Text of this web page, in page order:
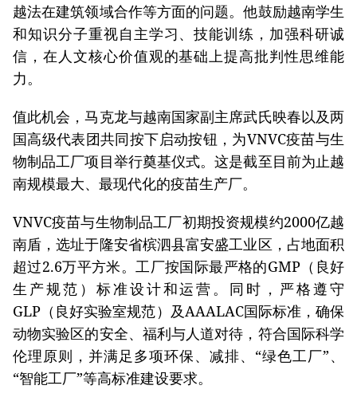
越法在建筑领域合作等方面的问题。他鼓励越南学生
和知识分子重视自主学习、技能训练，加强科研诚
信，在人文核心价值观的基础上提高批判性思维能
力。
值此机会，马克龙与越南国家副主席武氏映春以及两
国高级代表团共同按下启动按钮，为VNVC疫苗与生
物制品工厂项目举行奠基仪式。这是截至目前为止越
南规模最大、最现代化的疫苗生产厂。
VNVC疫苗与生物制品工厂初期投资规模约2000亿越
南盾，选址于隆安省槟泗县富安盛工业区，占地面积
超过2.6万平方米。工厂按国际最严格的GMP（良好
生产规范）标准设计和运营。同时，严格遵守
GLP（良好实验室规范）及AAALAC国际标准，确保
动物实验区的安全、福利与人道对待，符合国际科学
伦理原则，并满足多项环保、减排、“绿色工厂”、
“智能工厂”等高标准建设要求。